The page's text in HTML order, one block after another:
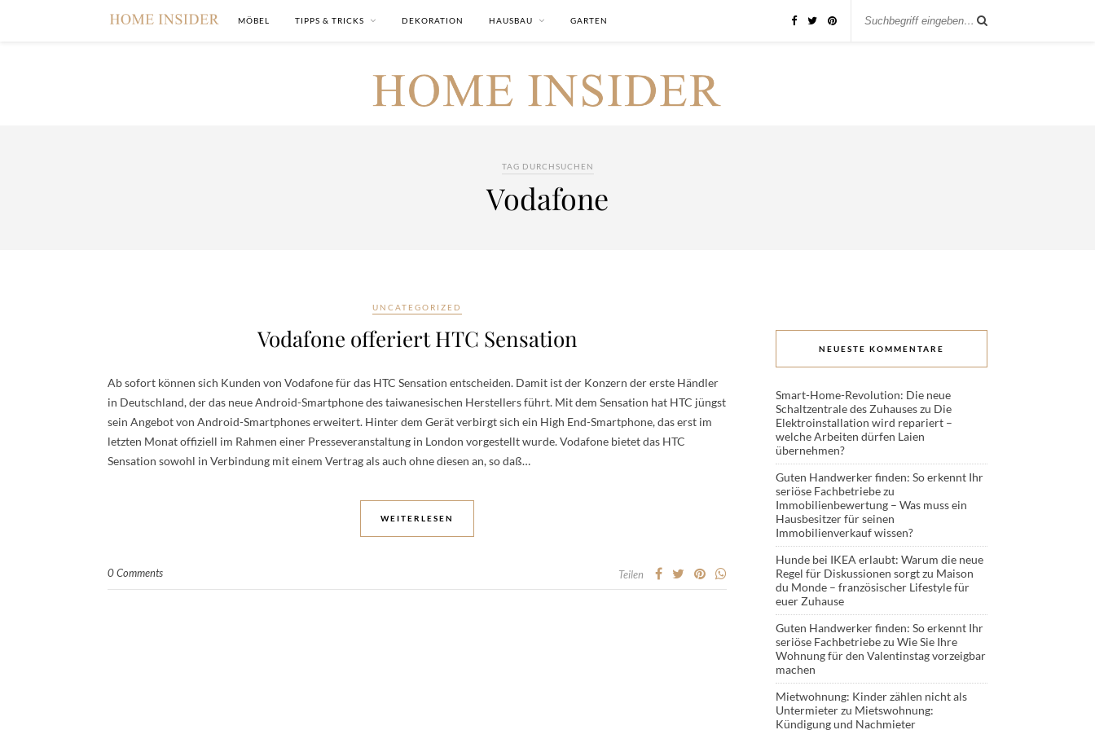
MÖBEL TIPPS & TRICKS DEKORATION HAUSBAU GARTEN
TAG DURCHSUCHEN
Vodafone
UNCATEGORIZED
Vodafone offeriert HTC Sensation
Ab sofort können sich Kunden von Vodafone für das HTC Sensation entscheiden. Damit ist der Konzern der erste Händler
in Deutschland, der das neue Android-Smartphone des taiwanesischen Herstellers führt. Mit dem Sensation hat HTC jüngst
sein Angebot von Android-Smartphones erweitert. Hinter dem Gerät verbirgt sich ein High End-Smartphone, das erst im
letzten Monat offiziell im Rahmen einer Presseveranstaltung in London vorgestellt wurde. Vodafone bietet das HTC
Sensation sowohl in Verbindung mit einem Vertrag als auch ohne diesen an, so daß…
WEITERLESEN
0 Comments Teilen
NEUESTE KOMMENTARE
Smart-Home-Revolution: Die neue
Schaltzentrale des Zuhauseszu Die
Elektroinstallation wird repariert –
welche Arbeiten dürfen Laien
übernehmen?
Guten Handwerker finden: So erkennt Ihr
seriöse Fachbetriebezu
Immobilienbewertung – Was muss ein
Hausbesitzer für seinen
Immobilienverkauf wissen?
Hunde bei IKEA erlaubt: Warum die neue
Regel für Diskussionen sorgtzu Maison
du Monde – französischer Lifestyle für
euer Zuhause
Guten Handwerker finden: So erkennt Ihr
seriöse Fachbetriebezu Wie Sie Ihre
Wohnung für den Valentinstag vorzeigbar
machen
Mietwohnung: Kinder zählen nicht als
Untermieterzu Mietswohnung:
Kündigung und Nachmieter